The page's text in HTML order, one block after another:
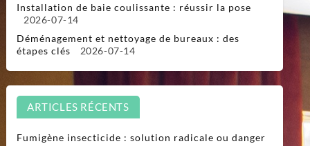
Installation de baie coulissante : réussir la pose
2026-07-14
Déménagement et nettoyage de bureaux : des
étapes clés
2026-07-14
ARTICLES RÉCENTS
Fumigène insecticide : solution radicale ou danger